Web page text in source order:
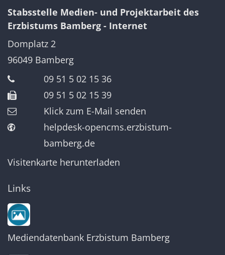
Stabsstelle Medien- und Projektarbeit des
Erzbistums Bamberg - Internet
Domplatz 2
96049 Bamberg
09 51 5 02 15 36
09 51 5 02 15 39
Klick zum E-Mail senden
helpdesk-opencms.erzbistum-
bamberg.de
Visitenkarte herunterladen
Links
Mediendatenbank Erzbistum Bamberg